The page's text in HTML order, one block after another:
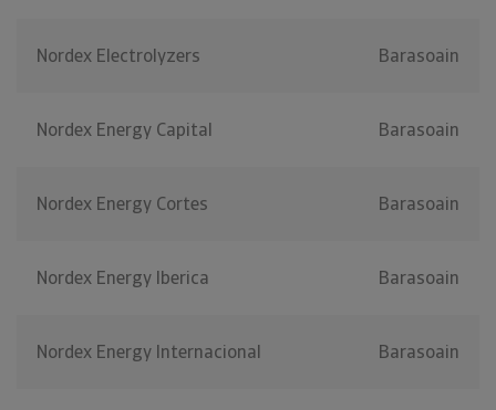
Nordex Electrolyzers Barasoain
Nordex Energy Capital Barasoain
Nordex Energy Cortes Barasoain
Nordex Energy Iberica Barasoain
Nordex Energy Internacional Barasoain